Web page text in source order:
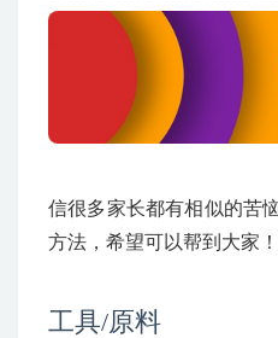
信很多家长都有相似的苦
方法，希望可以帮到大家！
工具/原料